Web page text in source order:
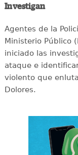
Investigan
Agentes de la
Ministerio Público
iniciado las
ataque e
violento que
Dolores.